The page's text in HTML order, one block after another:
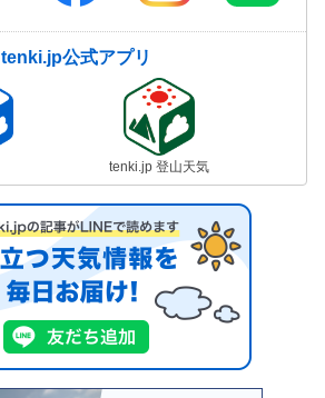
tenki.jp公式アプリ
tenki.jp 登山天気